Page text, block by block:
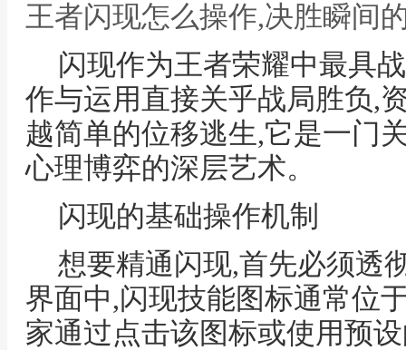
王者闪现怎么操作,决胜瞬间
闪现作为王者荣耀中最具
作与运用直接关乎战局胜负,
越简单的位移逃生,它是一门
心理博弈的深层艺术。
闪现的基础操作机制
想要精通闪现,首先必须透
界面中,闪现技能图标通常位
家通过点击该图标或使用预